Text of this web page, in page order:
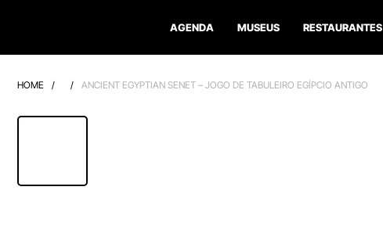
AGENDA MUSEUS RESTAURANTES
HOME / / ANCIENT EGYPTIAN SENET – JOGO DE TABULEIRO EGÍPCIO ANTIGO